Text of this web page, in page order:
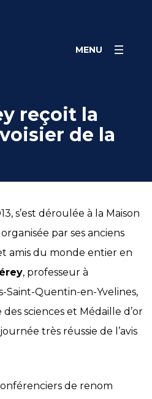
MENU
reçoit la
de la
s’est déroulée à la Maison
par ses anciens
amis du monde entier en
, professeur à
Saint-Quentin-en-Yvelines,
sciences et Médaille d’or
très réussie de l’avis
de renom